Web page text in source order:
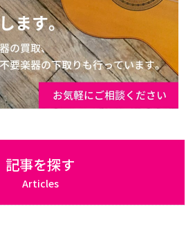
記事を探す
Articles